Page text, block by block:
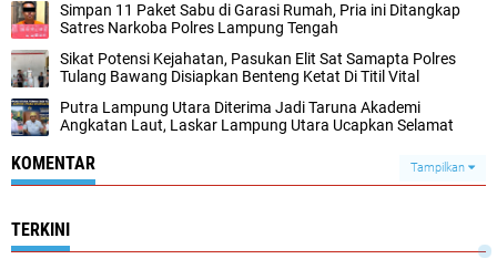
Simpan 11 Paket Sabu di Garasi Rumah, Pria ini Ditangkap
Satres Narkoba Polres Lampung Tengah
Sikat Potensi Kejahatan, Pasukan Elit Sat Samapta Polres
Tulang Bawang Disiapkan Benteng Ketat Di Titil Vital
Putra Lampung Utara Diterima Jadi Taruna Akademi
Angkatan Laut, Laskar Lampung Utara Ucapkan Selamat
KOMENTAR Tampilkan
TERKINI